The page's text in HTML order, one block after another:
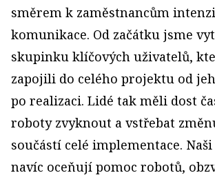
směrem k zaměstnancům
komunikace. Od začátku jsme
skupinku klíčových uživatelů,
zapojili do celého projektu od
po realizaci. Lidé tak měli dost
roboty zvyknout a vstřebat
součástí celé implementace.
navíc oceňují pomoc robotů,